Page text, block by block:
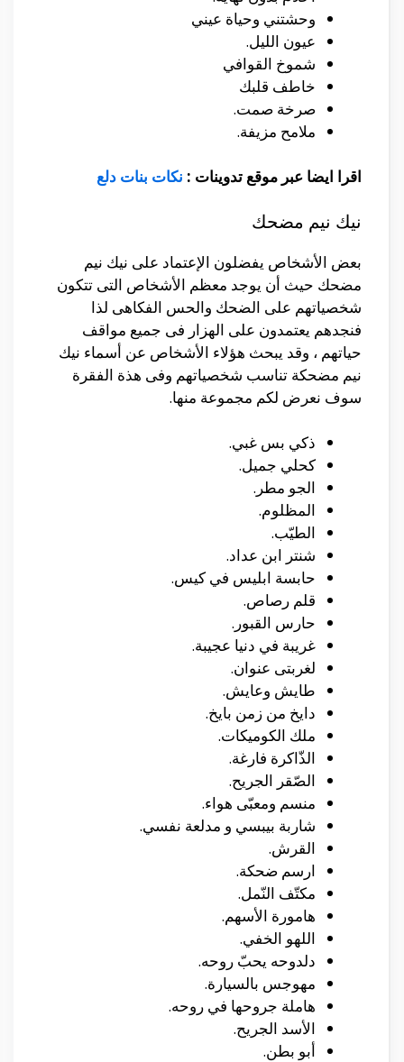
وحشتني وحياة عيني
عيون الليل.
شموخ القوافي
خاطف قلبك
صرخة صمت.
ملامح مزيفة.
اقرا ايضا عبر موقع تدوينات : نكات بنات دلع
نيك نيم مضحك
بعض الأشخاص يفضلون الإعتماد على نيك نيم
مضحك حيث أن يوجد معظم الأشخاص التى تتكون
شخصياتهم على الضحك والحس الفكاهى لذا
فنجدهم يعتمدون على الهزار فى جميع مواقف
حياتهم ، وقد يبحث هؤلاء الأشخاص عن أسماء نيك
نيم مضحكة تناسب شخصياتهم وفى هذة الفقرة
سوف نعرض لكم مجموعة منها.
ذكي بس غبي.
كحلي جميل.
الجو مطر.
المظلوم.
الطيّب.
شنتر ابن عداد.
حابسة ابليس في كيس.
قلم رصاص.
حارس القبور.
غريبة في دنيا عجيبة.
لغربتى عنوان.
طايش وعايش.
دايخ من زمن بايخ.
ملك الكوميكات.
الذّاكرة فارغة.
الصّقر الجريح.
منسم ومعبّى هواء.
شاربة بيبسي و مدلعة نفسي.
القرش.
ارسم ضحكة.
مكتّف النّمل.
هامورة الأسهم.
اللهو الخفي.
دلدوحه يحبّ روحه.
مهوجس بالسيارة.
هاملة جروحها في روحه.
الأسد الجريح.
أبو بطن.